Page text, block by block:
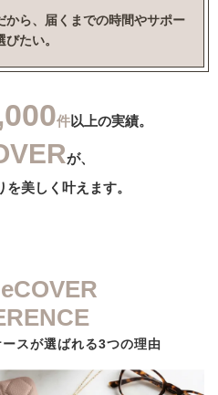
から、届くまでの時間やサポー
たい。
件以上の実績。
が、
美しく叶えます。
スが選ばれる3つの理由